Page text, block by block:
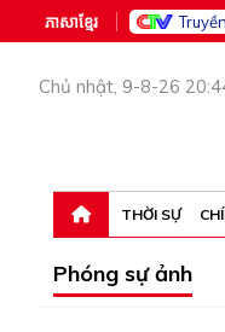
ភាសាខ្មែរ
Chủ nhật, 9-8-26
THỜI SỰ
Phóng sự ảnh